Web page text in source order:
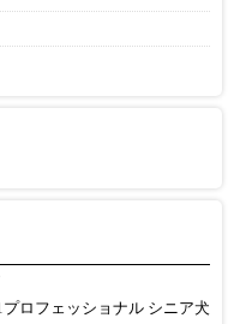
ロフェッショナル シニア犬